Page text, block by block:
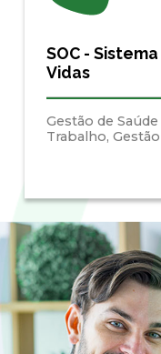
SOC -
Vidas
Gestão de
Trabalho, Gestão